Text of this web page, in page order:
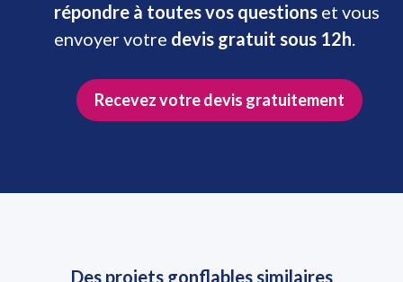
répondre à toutes vos questions et vous
envoyer votre devis gratuit sous 12h.
Recevez votre devis gratuitement
Des projets gonflables similaires